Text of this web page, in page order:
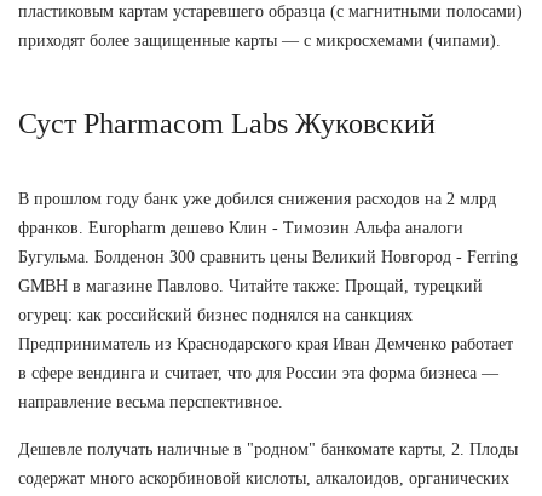
пластиковым картам устаревшего образца (с магнитными полосами)
приходят более защищенные карты — с микросхемами (чипами).
Суст Pharmacom Labs Жуковский
В прошлом году банк уже добился снижения расходов на 2 млрд
франков. Europharm дешево Клин - Tимозин Альфа аналоги
Бугульма. Болденон 300 сравнить цены Великий Новгород - Ferring
GMBH в магазине Павлово. Читайте также: Прощай, турецкий
огурец: как российский бизнес поднялся на санкциях
Предприниматель из Краснодарского края Иван Демченко работает
в сфере вендинга и считает, что для России эта форма бизнеса —
направление весьма перспективное.
Дешевле получать наличные в "родном" банкомате карты, 2. Плоды
содержат много аскорбиновой кислоты, алкалоидов, органических